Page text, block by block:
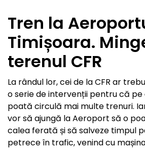
Tren la
Timișoara.
terenul CFR
La rândul lor, cei de la CFR ar
o serie de intervenții pentru că pe
poată circulă mai multe trenuri.
vor să ajungă la Aeroport să o
calea ferată și să salveze timpul
petrece în trafic, venind cu